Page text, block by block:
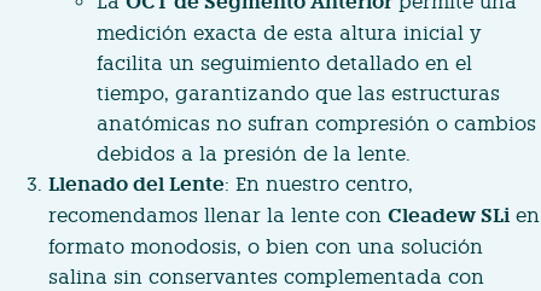
medición exacta de esta altura inicial y
facilita un seguimiento detallado en el
tiempo, garantizando que las estructuras
anatómicas no sufran compresión o cambios
debidos a la presión de la lente.
Llenado del Lente: En nuestro centro,
recomendamos llenar la lente con Cleadew SLi en
formato monodosis, o bien con una solución
salina sin conservantes complementada con